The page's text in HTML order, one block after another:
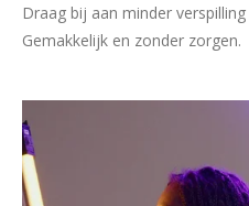
Draag bij aan minder
Gemakkelijk en zonder zorgen.